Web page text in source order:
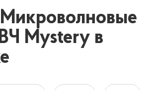
Mystery в